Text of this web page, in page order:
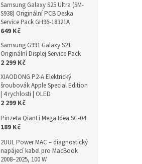
Samsung Galaxy S25 Ultra (SM-
S938) Originální PCB Deska
Service Pack GH96-18321A
649 Kč
Samsung G991 Galaxy S21
Originální Displej Service Pack
2 299 Kč
XIAODONG P2-A Elektrický
šroubovák Apple Special Edition
| 4 rychlosti | OLED
2 299 Kč
Pinzeta QianLi Mega Idea SG-04
189 Kč
2UUL Power MAC – diagnostický
napájecí kabel pro MacBook
2008–2025, 100 W